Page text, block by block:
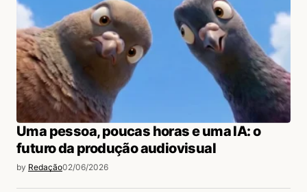
Uma pessoa, poucas horas e uma IA: o
futuro da produção audiovisual
by Redação02/06/2026